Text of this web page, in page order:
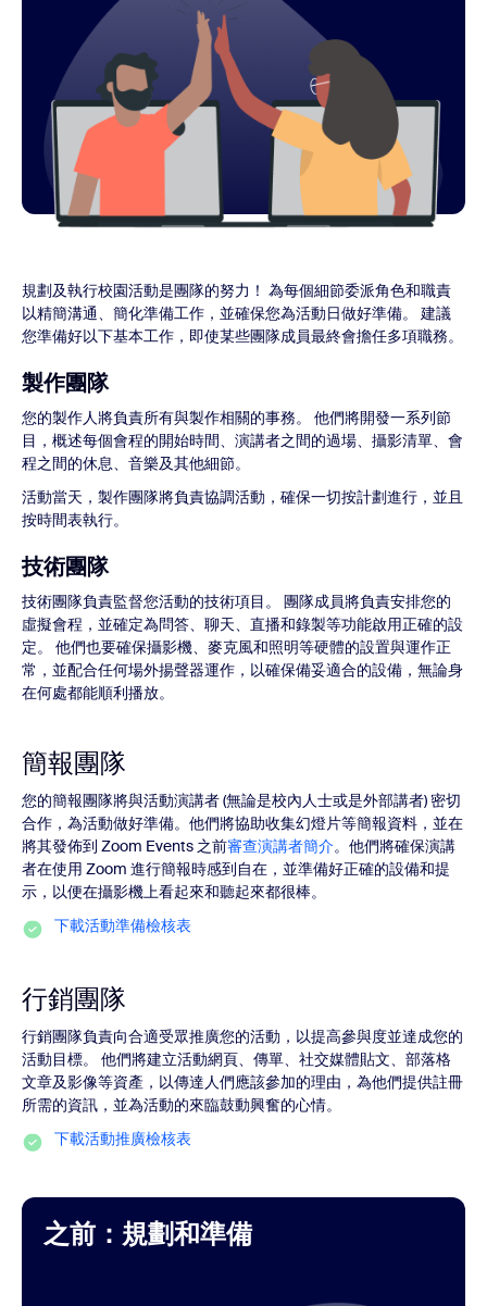
規劃及執行校園活動是團隊的努力！ 為每個細節委派角色和職責
以精簡溝通、簡化準備工作，並確保您為活動日做好準備。 建議
您準備好以下基本工作，即使某些團隊成員最終會擔任多項職務。
製作團隊
您的製作人將負責所有與製作相關的事務。 他們將開發一系列節
目，概述每個會程的開始時間、演講者之間的過場、攝影清單、會
程之間的休息、音樂及其他細節。
活動當天，製作團隊將負責協調活動，確保一切按計劃進行，並且
按時間表執行。
技術團隊
技術團隊負責監督您活動的技術項目。 團隊成員將負責安排您的
虛擬會程，並確定為問答、聊天、直播和錄製等功能啟用正確的設
定。 他們也要確保攝影機、麥克風和照明等硬體的設置與運作正
常，並配合任何場外揚聲器運作，以確保備妥適合的設備，無論身
在何處都能順利播放。
簡報團隊
您的簡報團隊將與活動演講者 (無論是校內人士或是外部講者) 密切
合作，為活動做好準備。他們將協助收集幻燈片等簡報資料，並在
將其發佈到 Zoom Events 之前審查演講者簡介。他們將確保演講
者在使用 Zoom 進行簡報時感到自在，並準備好正確的設備和提
示，以便在攝影機上看起來和聽起來都很棒。
下載活動準備檢核表
行銷團隊
行銷團隊負責向合適受眾推廣您的活動，以提高參與度並達成您的
活動目標。 他們將建立活動網頁、傳單、社交媒體貼文、部落格
文章及影像等資產，以傳達人們應該參加的理由，為他們提供註冊
所需的資訊，並為活動的來臨鼓動興奮的心情。
下載活動推廣檢核表
之前：規劃和準備